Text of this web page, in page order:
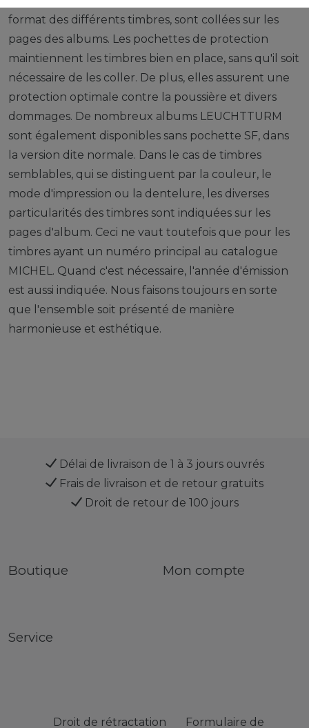
format des différents timbres, sont collées sur les
pages des albums. Les pochettes de protection
maintiennent les timbres bien en place, sans qu'il soit
nécessaire de les coller. De plus, elles assurent une
protection optimale contre la poussière et divers
dommages. De nombreux albums LEUCHTTURM
sont également disponibles sans pochette SF, dans
la version dite normale. Dans le cas de timbres
semblables, qui se distinguent par la couleur, le
mode d'impression ou la dentelure, les diverses
particularités des timbres sont indiquées sur les
pages d'album. Ceci ne vaut toutefois que pour les
timbres ayant un numéro principal au catalogue
MICHEL. Quand c'est nécessaire, l'année d'émission
est aussi indiquée. Nous faisons toujours en sorte
que l'ensemble soit présenté de manière
harmonieuse et esthétique.
Délai de livraison de 1 à 3 jours ouvrés
Frais de livraison et de retour gratuits
Droit de retour de 100 jours
Boutique Mon compte
Service
Droit de rétractation Formulaire de